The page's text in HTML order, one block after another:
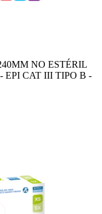
NO ESTÉRIL
EPI CAT III TIPO B -